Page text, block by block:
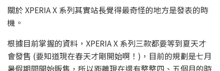
關於 XPERIA X 系列其實站長覺得最奇怪的地方是發表的時
機。
根據目前掌握的資料，XPERIA X 系列三款都要等到夏天才
會發售 (要知道現在春天才剛開始啊！)，目前的規劃是七月
暑假期間開始販售，所以距離現在還有整整四、五個月的時